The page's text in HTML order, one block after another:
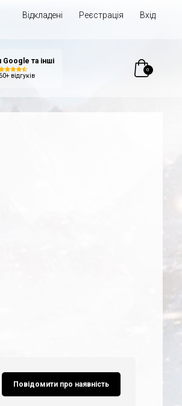
Відкладені Реєстрація Вхід
Відгуки Google та інші
0
Повідомити про наявність